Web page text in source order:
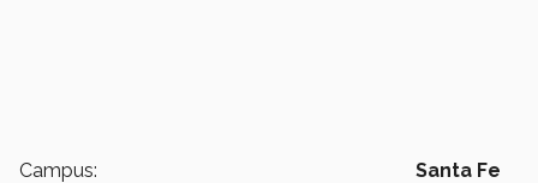
Campus: Santa Fe